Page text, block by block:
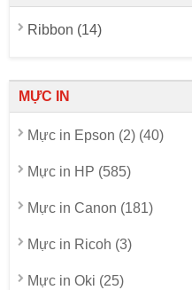
Ribbon (14)
MỰC IN
Mực in Epson (2) (40)
Mực in HP (585)
Mực in Canon (181)
Mực in Ricoh (3)
Mực in Oki (25)